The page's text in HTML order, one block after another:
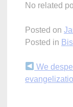
No related
Posted on
Posted in
Reading
We